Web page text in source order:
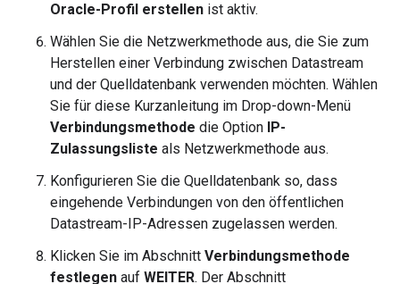
Oracle-Profil erstellen ist aktiv.
Wählen Sie die Netzwerkmethode aus, die Sie zum
Herstellen einer Verbindung zwischen Datastream
und der Quelldatenbank verwenden möchten. Wählen
Sie für diese Kurzanleitung im Drop-down-Menü
Verbindungsmethode die Option IP-
Zulassungsliste als Netzwerkmethode aus.
Konfigurieren Sie die Quelldatenbank so, dass
eingehende Verbindungen von den öffentlichen
Datastream-IP-Adressen zugelassen werden.
Klicken Sie im Abschnitt Verbindungsmethode
festlegen auf WEITER. Der Abschnitt